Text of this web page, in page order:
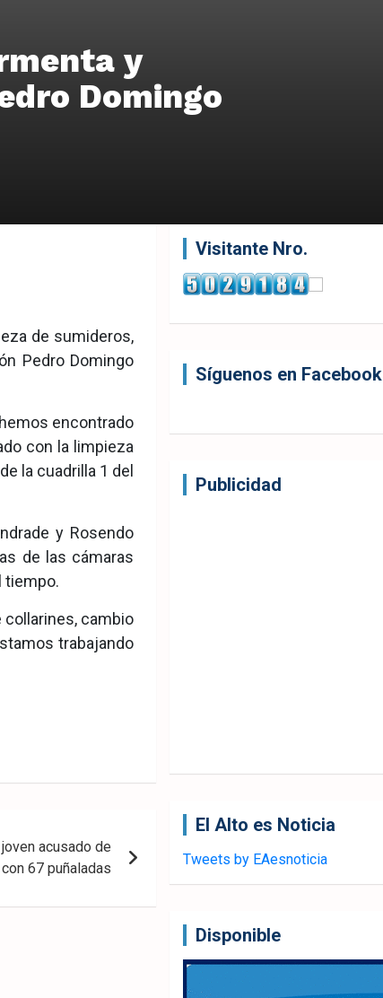
y
Domingo
de sumideros,
Pedro Domingo
encontrado
con la limpieza
la cuadrilla 1 del
y Rosendo
de las cámaras
tiempo.
collarines, cambio
trabajando
acusado de
67 puñaladas
Visitante Nro.
Síguenos en Facebook
Publicidad
El Alto es Noticia
Tweets by EAesnoticia
Disponible